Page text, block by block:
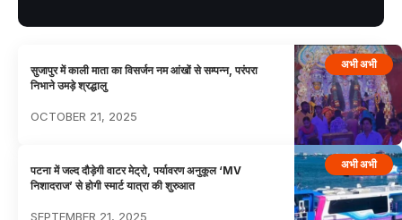
अभी अभी
सुजापुर में काली माता का विसर्जन नम आंखों से सम्पन्न, परंपरा
निभाने उमड़े श्रद्धालु
OCTOBER 21, 2025
अभी अभी
पटना में जल्द दौड़ेगी वाटर मेट्रो, पर्यावरण अनुकूल ‘MV
निशादराज’ से होगी स्मार्ट यात्रा की शुरुआत
SEPTEMBER 21, 2025